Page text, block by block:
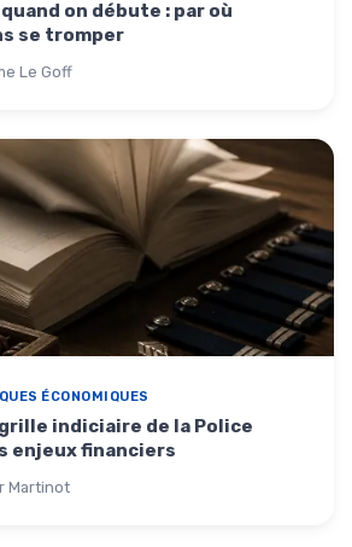
on débute : par où
se tromper
Le Goff
ÉCONOMIQUES
indiciaire de la Police
enjeux financiers
Martinot